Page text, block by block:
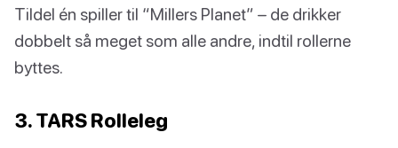
Tildel én spiller til “Millers Planet” – de drikker
dobbelt så meget som alle andre, indtil rollerne
byttes.
3. TARS Rolleleg